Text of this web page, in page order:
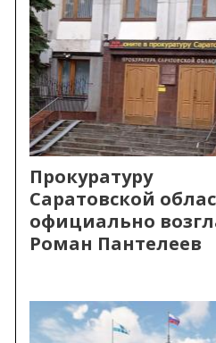
Прокуратуру
Саратовской
официально
Роман Пантелеев